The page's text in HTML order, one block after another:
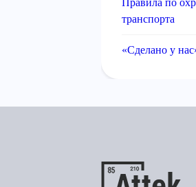
Правила по
транспорта
«Сделано у